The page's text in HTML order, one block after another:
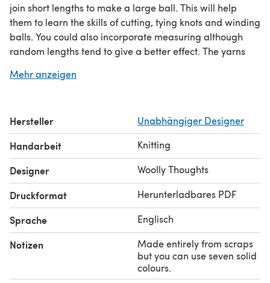
join short lengths to make a large ball. This will help
them to learn the skills of cutting, tying knots and winding
balls. You could also incorporate measuring although
random lengths tend to give a better effect. The yarns
The afghan in the photos was made from very short
This afghan is unusual because it has seven sections.
Most have six or eight sections where you can create
symmetrical colouring patterns. This one needs seven
different colours.
It can be made to any size you want, on straight needles.
Mehr anzeigen
Hersteller Unabhängiger Designer
Handarbeit Knitting
Designer Woolly Thoughts
Druckformat Herunterladbares PDF
Sprache Englisch
Notizen
Made entirely from scraps
but you can use seven solid
colours.